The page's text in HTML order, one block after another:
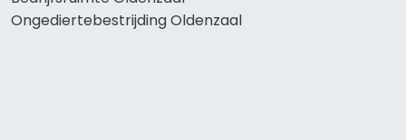
Ongediertebestrijding Oldenzaal